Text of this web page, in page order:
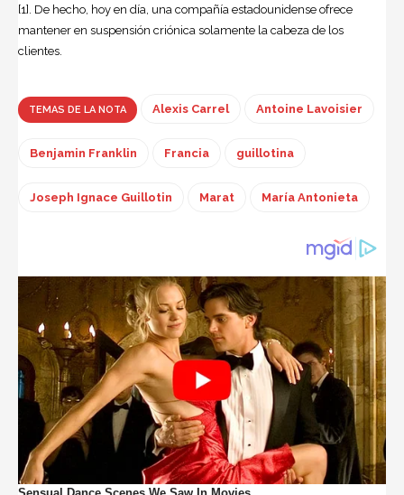
[1]. De hecho, hoy en día, una compañía estadounidense ofrece
mantener en suspensión criónica solamente la cabeza de los
clientes.
TEMAS DE LA NOTA Alexis Carrel Antoine Lavoisier
Benjamin Franklin Francia guillotina
Joseph Ignace Guillotin Marat María Antonieta